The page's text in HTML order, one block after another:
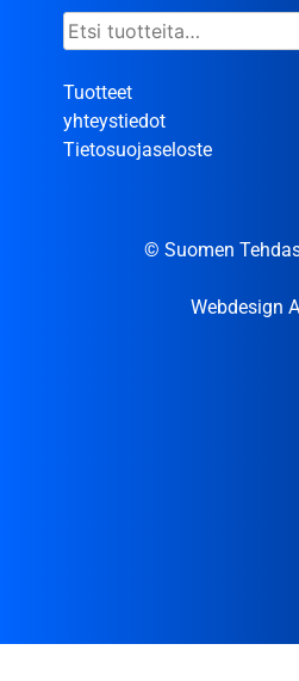
Etsi:
Tuotteet
yhteystiedot
Tietosuojaseloste
© Suomen
Webdesign